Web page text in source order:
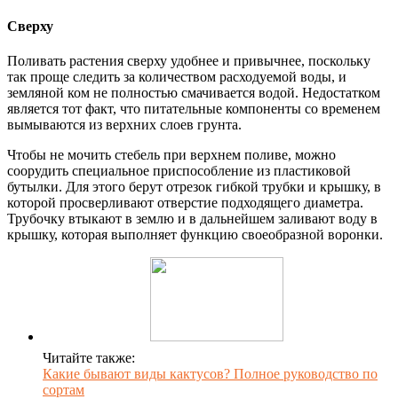
Сверху
Поливать растения сверху удобнее и привычнее, поскольку
так проще следить за количеством расходуемой воды, и
земляной ком не полностью смачивается водой. Недостатком
является тот факт, что питательные компоненты со временем
вымываются из верхних слоев грунта.
Чтобы не мочить стебель при верхнем поливе, можно
соорудить специальное приспособление из пластиковой
бутылки. Для этого берут отрезок гибкой трубки и крышку, в
которой просверливают отверстие подходящего диаметра.
Трубочку втыкают в землю и в дальнейшем заливают воду в
крышку, которая выполняет функцию своеобразной воронки.
Читайте также:
Какие бывают виды кактусов? Полное руководство по
сортам